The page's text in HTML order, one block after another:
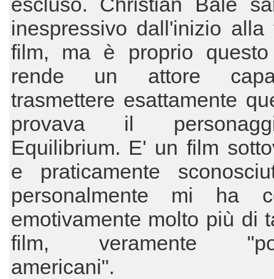
inespressivo dall'inizio
film, ma è proprio
rende un attore
trasmettere esattamente
provava il
Equilibrium. E' un film
e praticamente
personalmente mi ha
emotivamente molto più di
film, veramente
americani".